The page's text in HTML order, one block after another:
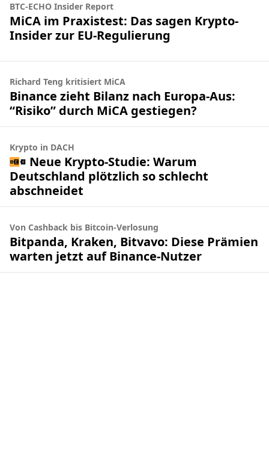
BTC-ECHO Insider Report
MiCA im Praxistest: Das sagen Krypto-
Insider zur EU-Regulierung
Richard Teng kritisiert MiCA
Binance zieht Bilanz nach Europa-Aus:
“Risiko” durch MiCA gestiegen?
Krypto in DACH
Neue Krypto-Studie: Warum
Deutschland plötzlich so schlecht
abschneidet
Von Cashback bis Bitcoin-Verlosung
Bitpanda, Kraken, Bitvavo: Diese Prämien
warten jetzt auf Binance-Nutzer